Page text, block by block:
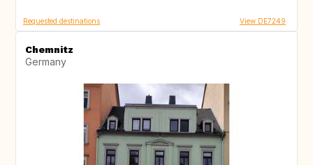
Requested destinations View DE7249
Chemnitz
Germany